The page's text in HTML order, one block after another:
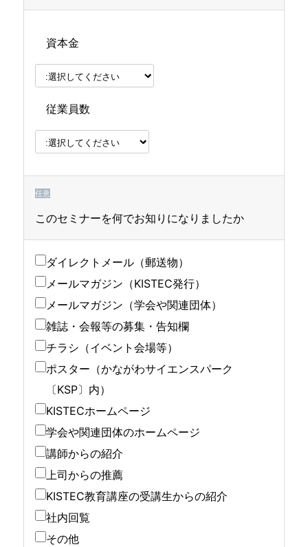
資本金
従業員数
任意
このセミナーを何でお知りになりましたか
ダイレクトメール（郵送物）
メールマガジン（KISTEC発行）
メールマガジン（学会や関連団体）
雑誌・会報等の募集・告知欄
チラシ（イベント会場等）
ポスター（かながわサイエンスパーク
〔KSP〕内）
KISTECホームページ
学会や関連団体のホームページ
講師からの紹介
上司からの推薦
KISTEC教育講座の受講生からの紹介
社内回覧
その他